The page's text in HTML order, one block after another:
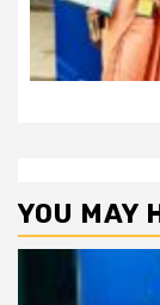
YOU MAY